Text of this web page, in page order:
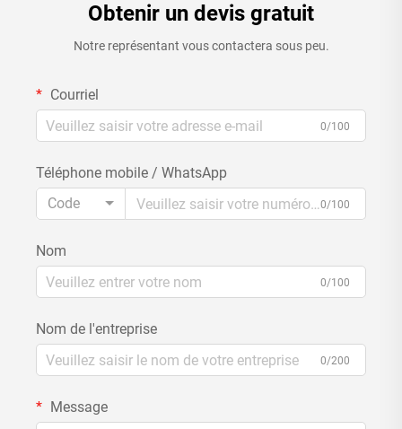
Obtenir un devis gratuit
Notre représentant vous contactera sous peu.
Courriel
0/100
Téléphone mobile / WhatsApp
Code
0/100
Nom
0/100
Nom de l'entreprise
0/200
Message